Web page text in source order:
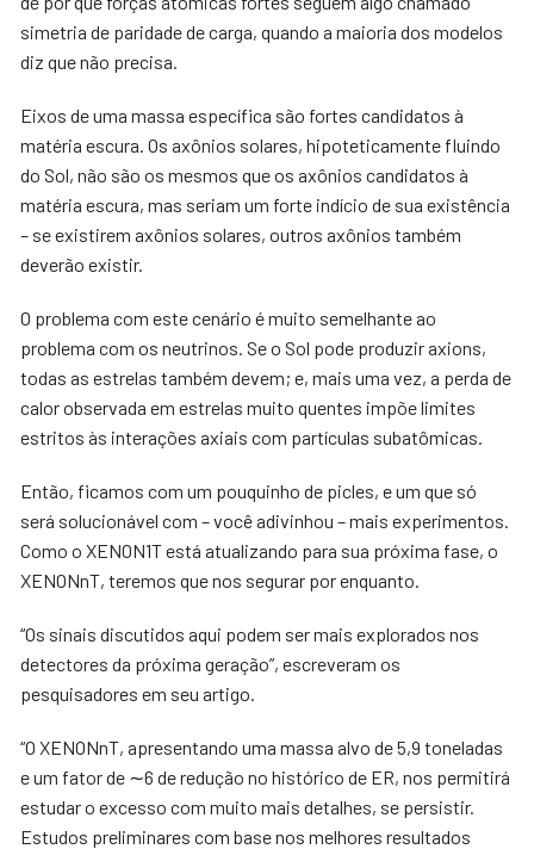
simetria de paridade de carga, quando a maioria dos modelos
diz que não precisa.
Eixos de uma massa específica são fortes candidatos à
matéria escura. Os axônios solares, hipoteticamente fluindo
do Sol, não são os mesmos que os axônios candidatos à
matéria escura, mas seriam um forte indício de sua existência
– se existirem axônios solares, outros axônios também
deverão existir.
O problema com este cenário é muito semelhante ao
problema com os neutrinos. Se o Sol pode produzir axions,
todas as estrelas também devem; e, mais uma vez, a perda de
calor observada em estrelas muito quentes impõe limites
estritos às interações axiais com partículas subatômicas.
Então, ficamos com um pouquinho de picles, e um que só
será solucionável com – você adivinhou – mais experimentos.
Como o XENON1T está atualizando para sua próxima fase, o
XENONnT, teremos que nos segurar por enquanto.
“Os sinais discutidos aqui podem ser mais explorados nos
detectores da próxima geração”, escreveram os
pesquisadores em seu artigo.
“O XENONnT, apresentando uma massa alvo de 5,9 toneladas
e um fator de ∼6 de redução no histórico de ER, nos permitirá
estudar o excesso com muito mais detalhes, se persistir.
Estudos preliminares com base nos melhores resultados